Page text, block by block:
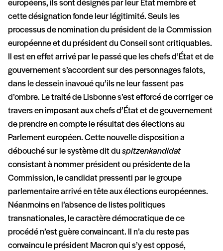
européens, ils sont désignés par leur État membre et
cette désignation fonde leur légitimité. Seuls les
processus de nomination du président de la Commission
européenne et du président du Conseil sont critiquables.
Il est en effet arrivé par le passé que les chefs d’État et de
gouvernement s’accordent sur des personnages falots,
dans le dessein inavoué qu’ils ne leur fassent pas
d’ombre. Le traité de Lisbonne s’est efforcé de corriger ce
travers en imposant aux chefs d’État et de gouvernement
de prendre en compte le résultat des élections au
Parlement européen. Cette nouvelle disposition a
débouché sur le système dit du spitzenkandidat
consistant à nommer président ou présidente de la
Commission, le candidat pressenti par le groupe
parlementaire arrivé en tête aux élections européennes.
Néanmoins en l’absence de listes politiques
transnationales, le caractère démocratique de ce
procédé n’est guère convaincant. Il n’a du reste pas
convaincu le président Macron qui s’y est opposé,